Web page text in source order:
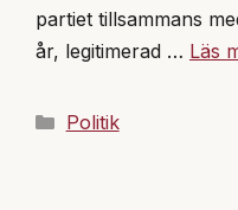
partiet tillsammans
år, legitimerad … Läs
Kategorier
Politik